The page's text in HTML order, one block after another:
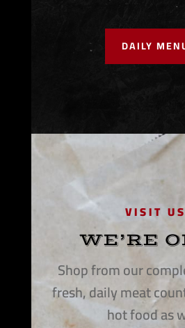
DAILY
VISIT US
WE’RE
Shop from our
fresh, daily meat
hot food as